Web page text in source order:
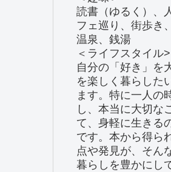
読書（ゆるく）、
フェ巡り、街歩き
温泉、銭湯
＜ライフスタイル>
自分の「好き」を
を楽しく暮らした
ます。特に一人の
し、本当に大切な
て、身軽に生きる
です。本から得ら
点や発見が、そん
暮らしを豊かにし